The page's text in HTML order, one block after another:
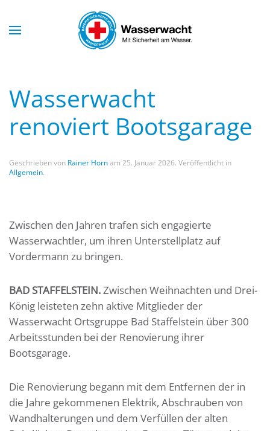
Skip to main content
Wasserwacht
renoviert Bootsgarage
Geschrieben von Rainer Hornam 25. Januar 2026. Veröffentlicht in
Allgemein.
Zwischen den Jahren trafen sich engagierte
Wasserwachtler, um ihren Unterstellplatz auf
Vordermann zu bringen.
BAD STAFFELSTEIN.Zwischen Weihnachten und Drei-
König leisteten zehn aktive Mitglieder der
Wasserwacht Ortsgruppe Bad Staffelstein über 300
Arbeitsstunden bei der Renovierung ihrer
Bootsgarage.
Die Renovierung begann mit dem Entfernen der in
die Jahre gekommenen Elektrik, Abschrauben von
Wandhalterungen und dem Verfüllen der alten